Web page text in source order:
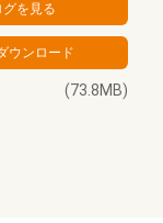
(73.8MB)